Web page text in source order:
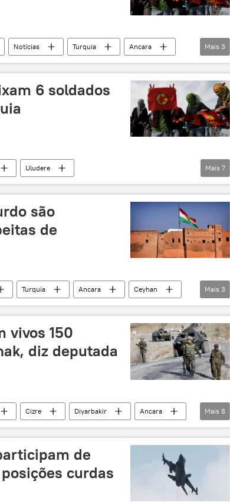
Notícias Turquia
Ancara
Mais 3
6 soldados
Uludere
confrontos curdos
autonomia
Mais 7
são
de
Turquia Ancara
Ceyhan
Mais 3
vivos 150
diz deputada
Cizre Diyarbakir
Ancara
toque de recolher
Mais 8
de
curdas